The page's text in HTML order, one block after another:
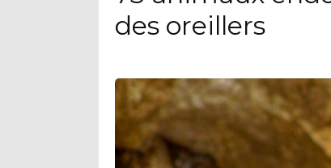
des oreillers